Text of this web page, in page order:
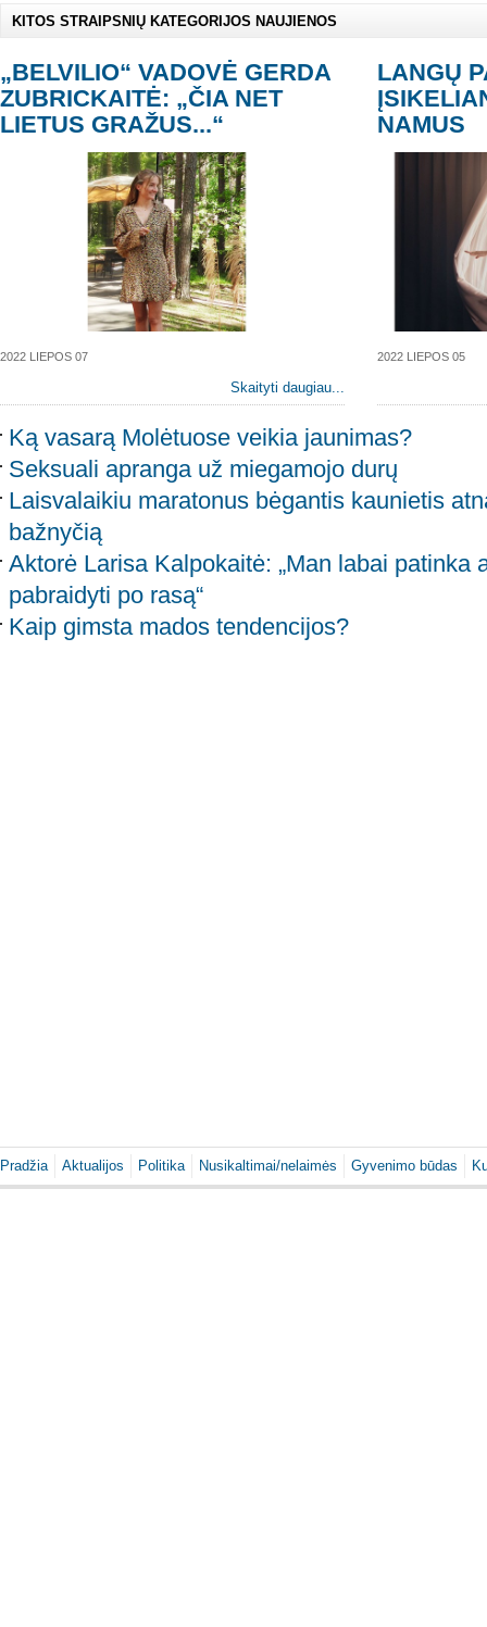
KITOS STRAIPSNIŲ KATEGORIJOS NAUJIENOS
„BELVILIO“ VADOVĖ GERDA
ZUBRICKAITĖ: „ČIA NET
LIETUS GRAŽUS...“
2022 LIEPOS 07
Skaityti daugiau...
LANGŲ
NAMUS
2022 LIEPOS 05
Ką vasarą Molėtuose veikia jaunimas?
Seksuali apranga už miegamojo durų
Laisvalaikiu maratonus bėgantis kaunietis
bažnyčią
Aktorė Larisa Kalpokaitė: „Man labai patinka
pabraidyti po rasą“
Kaip gimsta mados tendencijos?
Pradžia Aktualijos Politika Nusikaltimai/nelaimės Gyvenimo būdas